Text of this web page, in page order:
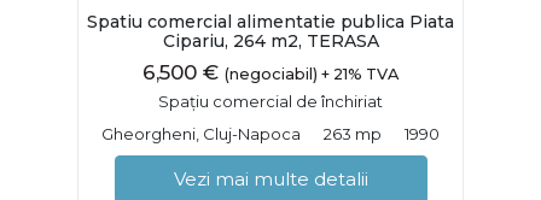
Spatiu comercial alimentatie publica Piata
Cipariu, 264 m2, TERASA
6,500 € (negociabil) + 21% TVA
Spațiu comercial de închiriat
Gheorgheni, Cluj-Napoca
263 mp 1990
Vezi mai multe detalii